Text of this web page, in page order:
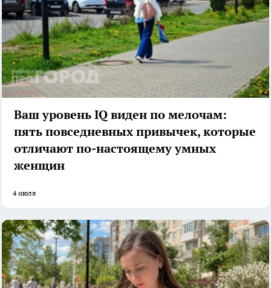
Ваш уровень IQ виден по мелочам:
пять повседневных привычек, которые
отличают по-настоящему умных
женщин
4 июля